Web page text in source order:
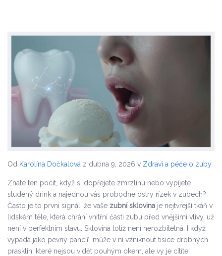
Od Karolína Dočkalová z dubna 9, 2026 v Zdraví a péče o zuby
Znáte ten pocit, když si dopřejete zmrzlinu nebo vypijete
studený drink a najednou vás probodne ostry řízek v zubech?
Často je to první signál, že vaše zubní sklovina je nejtvrejší tkáň v
lidském těle, která chrání vnitřní části zubu před vnějšími vlivy , už
není v perfektním stavu. Sklovina totiž není nerozbitelná. I když
vypadá jako pevný pancíř, může v ní vzniknout tisíce drobných
prasklin, které nejsou vidět pouhým okem, ale vy je cítíte